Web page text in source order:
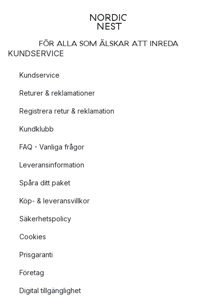
FÖR ALLA SOM ÄLSKAR ATT INREDA
KUNDSERVICE
Kundservice
Returer & reklamationer
Registrera retur & reklamation
Kundklubb
FAQ - Vanliga frågor
Leveransinformation
Spåra ditt paket
Köp- & leveransvillkor
Säkerhetspolicy
Cookies
Prisgaranti
Företag
Digital tillgänglighet